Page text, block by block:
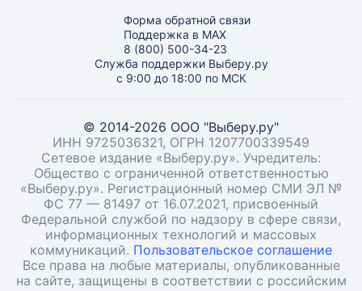
Форма обратной связи
Поддержка в MAX
8 (800) 500-34-23
Служба поддержки Выберу.ру
с 9:00 до 18:00 по МСК
© 2014-2026 ООО "Выберу.ру"
ИНН 9725036321, ОГРН 1207700339549
Сетевое издание «Выберу.ру». Учредитель:
Общество с ограниченной ответственностью
«Выберу.ру». Регистрационный номер СМИ ЭЛ №
ФС 77 — 81497 от 16.07.2021, присвоенный
Федеральной службой по надзору в сфере связи,
информационных технологий и массовых
коммуникаций. Пользовательское соглашение
Все права на любые материалы, опубликованные
на сайте, защищены в соответствии с российским